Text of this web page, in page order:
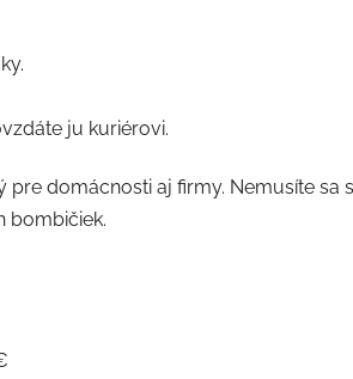
ju kuriérovi.
domácnosti aj firmy. Nemusíte sa
bombičiek.